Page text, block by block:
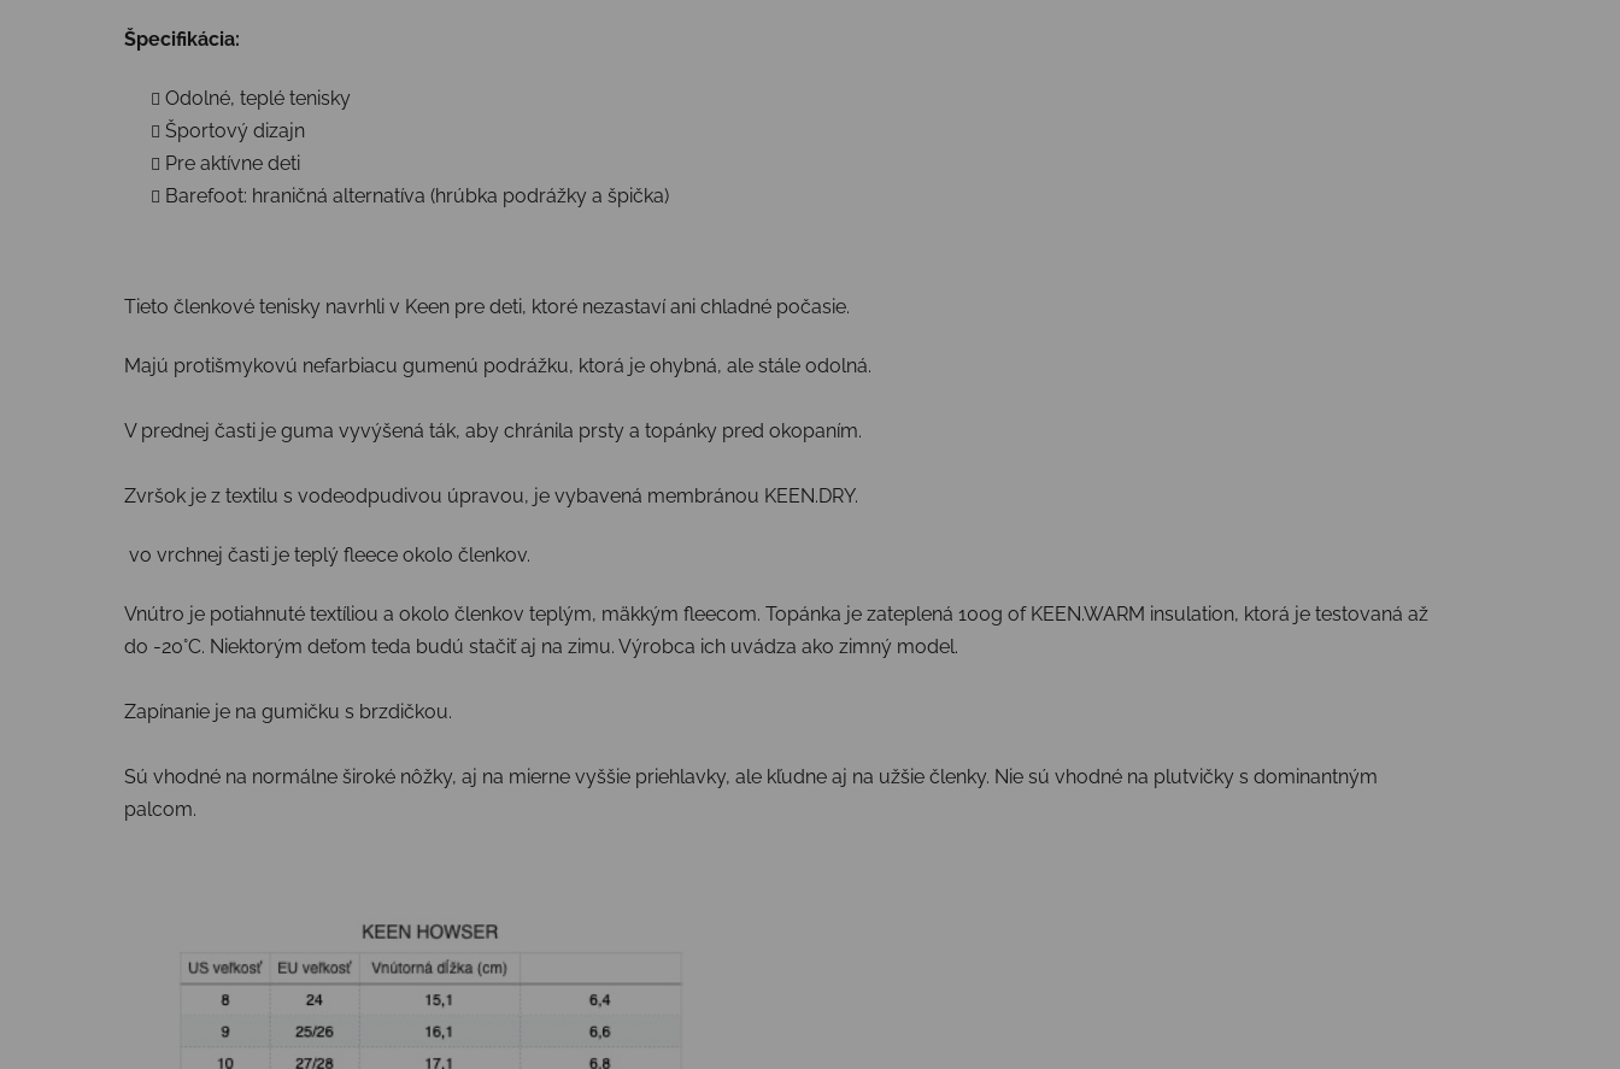
Špecifikácia:
Odolné, teplé tenisky
Športový dizajn
Pre aktívne deti
Barefoot: hraničná alternatíva (hrúbka podrážky a špička)
Tieto členkové tenisky navrhli v Keen pre deti, ktoré nezastaví ani chladné počasie.
Majú protišmykovú nefarbiacu gumenú podrážku, ktorá je ohybná, ale stále odolná.
V prednej časti je guma vyvýšená ták, aby chránila prsty a topánky pred okopaním.
Zvršok je z textilu s vodeodpudivou úpravou, je vybavená membránou KEEN.DRY.
vo vrchnej časti je teplý fleece okolo členkov.
Vnútro je potiahnuté textíliou a okolo členkov teplým, mäkkým fleecom. Topánka je zateplená 100g of KEEN.WARM insulation, ktorá je testovaná až
do -20°C. Niektorým deťom teda budú stačiť aj na zimu. Výrobca ich uvádza ako zimný model.
Zapínanie je na gumičku s brzdičkou.
Sú vhodné na normálne široké nôžky, aj na mierne vyššie priehlavky, ale kľudne aj na užšie členky. Nie sú vhodné na plutvičky s dominantným
palcom.